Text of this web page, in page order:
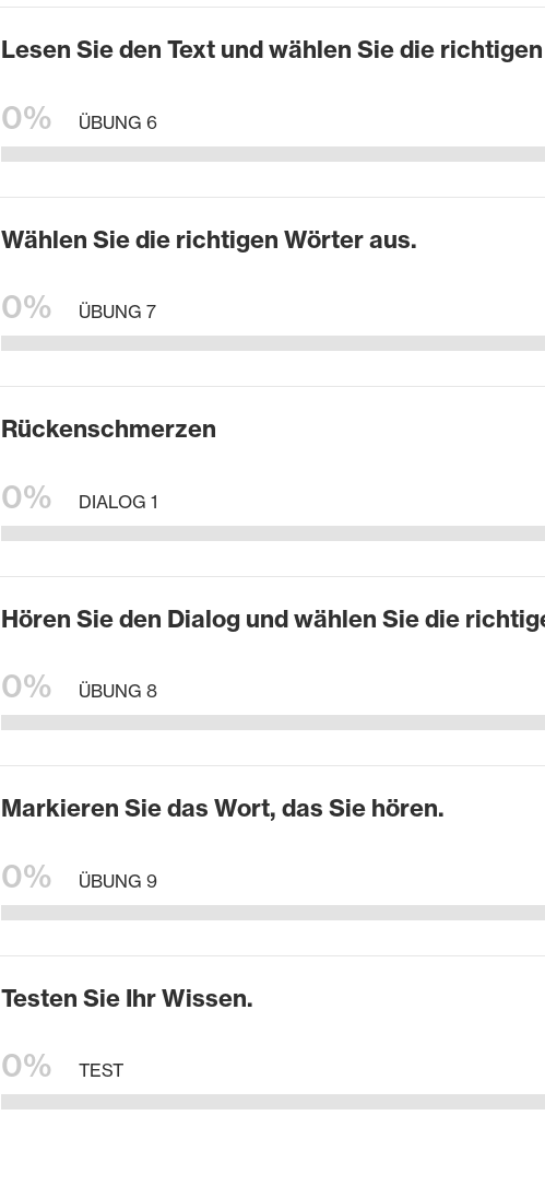
Lesen Sie den Text und wählen Sie die
0%
ÜBUNG 6
Wählen Sie die richtigen Wörter aus.
0%
ÜBUNG 7
Rückenschmerzen
0%
DIALOG 1
Hören Sie den Dialog und wählen Sie die
0%
ÜBUNG 8
Markieren Sie das Wort, das Sie hören.
0%
ÜBUNG 9
Testen Sie Ihr Wissen.
0%
TEST